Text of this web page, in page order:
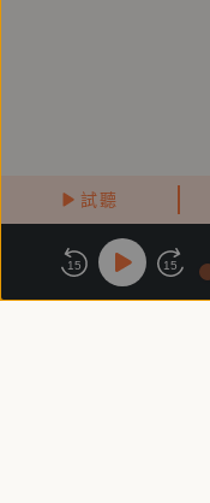
試聽
關於鏡好聽
商務合作
15 15